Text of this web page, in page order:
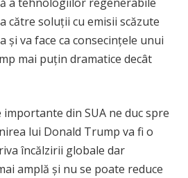
către soluții cu emisii scăzute
și va face ca consecințele unui
mai puțin dramatice decât
din SUA ne duc spre
lui Donald Trump va fi o
încălzirii globale dar
amplă și nu se poate reduce